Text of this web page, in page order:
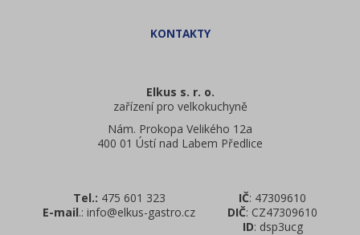
Elkus s. r. o.
zařízení pro velkokuchyně
Nám. Prokopa Velikého 12a
400 01 Ústí nad Labem Předlice
Tel.: 475 601 323
E-mail.: info@elkus-gastro.cz
IČ: 47309610
DIČ: CZ47309610
ID: dsp3ucg